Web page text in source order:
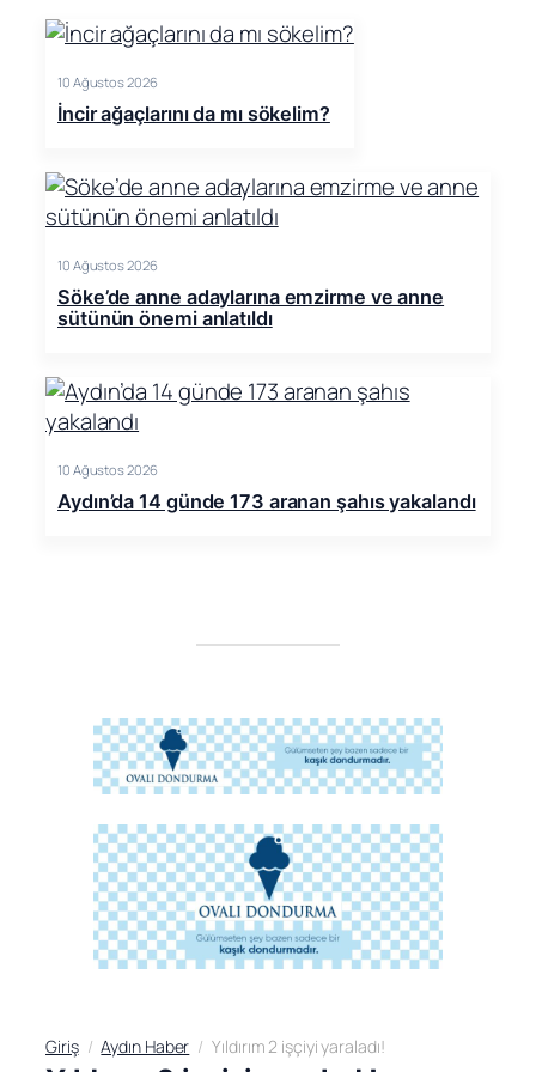
10 Ağustos 2026
İncir ağaçlarını da mı sökelim?
10 Ağustos 2026
Söke’de anne adaylarına emzirme ve anne
sütünün önemi anlatıldı
10 Ağustos 2026
Aydın’da 14 günde 173 aranan şahıs yakalandı
Giriş Aydın Haber Yıldırım 2 işçiyi yaraladı!